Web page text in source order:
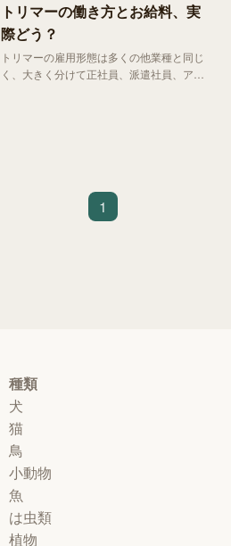
トリマーの働き方とお給料、実
際どう？
トリマーの雇用形態は多くの他業種と同じ
く、大きく分けて正社員、派遣社員、アル
1
種類
犬
猫
鳥
小動物
魚
は虫類
植物